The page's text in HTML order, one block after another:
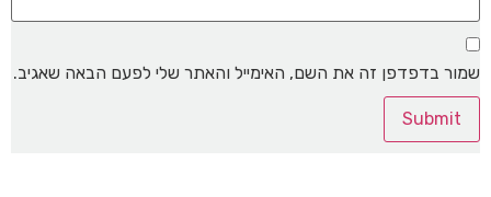
שמור בדפדפן זה את השם, האימייל והאתר שלי לפעם הבאה שאגיב.